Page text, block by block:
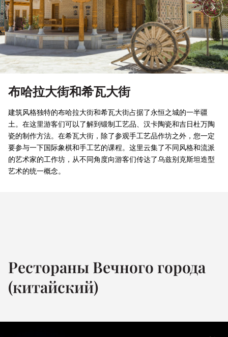
布哈拉大街和希瓦大街
建筑风格独特的布哈拉大街和希瓦大街占据了永恒之城的一半疆
土。在这里游客们可以了解到锻制工艺品、汉卡陶瓷和吉日杜万陶
瓷的制作方法。在希瓦大街，除了参观手工艺品作坊之外，您一定
要参与一下国际象棋和手工艺的课程。这里云集了不同风格和流派
的艺术家的工作坊，从不同角度向游客们传达了乌兹别克斯坦造型
艺术的统一概念。
Рестораны Вечного города
(китайский)